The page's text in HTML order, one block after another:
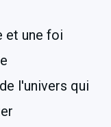
et une foi
l'univers qui